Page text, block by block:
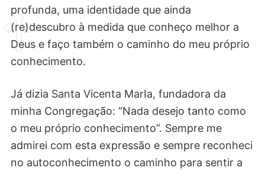
profunda, uma identidade que ainda
(re)descubro à medida que conheço melhor a
Deus e faço também o caminho do meu próprio
conhecimento.
Já dizia Santa Vicenta MarIa, fundadora da
minha Congregação: “Nada desejo tanto como
o meu próprio conhecimento”. Sempre me
admirei com esta expressão e sempre reconheci
no autoconhecimento o caminho para sentir a